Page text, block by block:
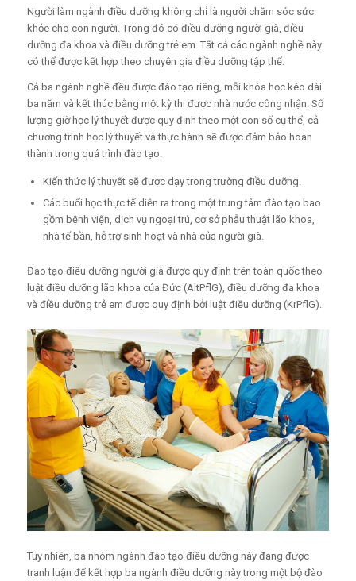
Người làm ngành điều dưỡng không chỉ là người chăm sóc sức
khỏe cho con người. Trong đó có điều dưỡng người già, điều
dưỡng đa khoa và điều dưỡng trẻ em. Tất cả các ngành nghề này
có thể được kết hợp theo chuyên gia điều dưỡng tập thể.
Cả ba ngành nghề đều được đào tạo riêng, mỗi khóa học kéo dài
ba năm và kết thúc bằng một kỳ thi được nhà nước công nhận. Số
lượng giờ học lý thuyết được quy định theo một con số cụ thể, cả
chương trình học lý thuyết và thực hành sẽ được đảm bảo hoàn
thành trong quá trình đào tạo.
Kiến thức lý thuyết sẽ được dạy trong trường điều dưỡng.
Các buổi học thực tế diễn ra trong một trung tâm đào tạo bao
gồm bệnh viện, dịch vụ ngoại trú, cơ sở phẫu thuật lão khoa,
nhà tế bần, hỗ trợ sinh hoạt và nhà của người già.
Đào tạo điều dưỡng người già được quy định trên toàn quốc theo
luật điều dưỡng lão khoa của Đức (AltPflG), điều dưỡng đa khoa
và điều dưỡng trẻ em được quy định bởi luật điều dưỡng (KrPflG).
Tuy nhiên, ba nhóm ngành đào tạo điều dưỡng này đang được
tranh luận để kết hợp ba ngành điều dưỡng này trong một bộ đào